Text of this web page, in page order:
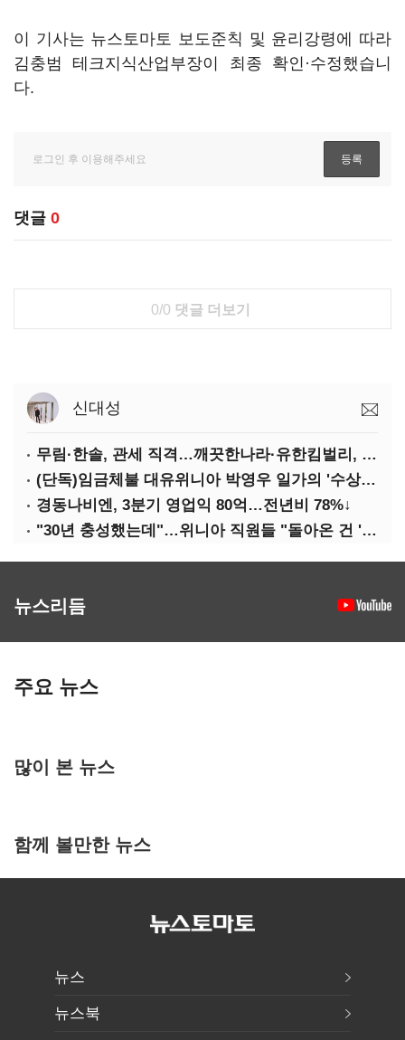
이 기사는 뉴스토마토 보도준칙 및 윤리강령에 따라
김충범 테크지식산업부장이 최종 확인·수정했습니
다.
댓글 0
0/0 댓글 더보기
신대성
무림·한솔, 관세 직격…깨끗한나라·유한킴벌리, 수익성 악화
(단독)임금체불 대유위니아 박영우 일가의 '수상한 별장'
경동나비엔, 3분기 영업익 80억…전년비 78%↓
"30년 충성했는데"…위니아 직원들 "돌아온 건 '배신'"
뉴스리듬
주요 뉴스
많이 본 뉴스
함께 볼만한 뉴스
뉴스
뉴스북